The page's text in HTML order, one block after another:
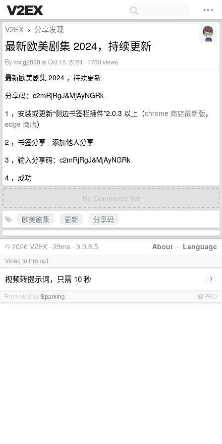
V2EX › 分享发现
最新欧美剧集 2024，持续更新
By mxlg2030at Oct 15, 2024 · 1760 views
最新欧美剧集 2024 ，持续更新
分享码：c2mRjRgJ&MjAyNGRk
1 ，安装或更新“侧边书签栏插件”2.0.3 以上（chrome 商店最新版，
edge 商店）
2 ，书签分享 - 添加他人分享
3 ，输入分享码：c2mRjRgJ&MjAyNGRk
4 ，成功
No Comments Yet
欧美剧集 更新 分享码
About · Language
© 2026 V2EX · 23ms · 3.9.8.5
Video to Prompt
视频转提示词，只需 10 秒 ›
Promoted bySparking PRO